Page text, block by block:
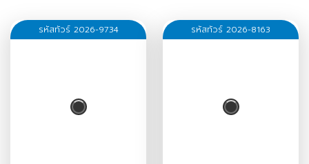
06 - 10 ธ.ค. 2569
รหัสทัวร์ 2026-9734 รหัสทัวร์ 2026-8163